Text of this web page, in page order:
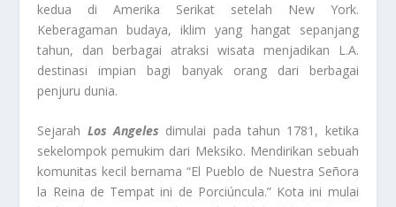
kedua di Amerika Serikat setelah New York.
Keberagaman budaya, iklim yang hangat sepanjang
tahun, dan berbagai atraksi wisata menjadikan L.A.
destinasi impian bagi banyak orang dari berbagai
penjuru dunia.
Sejarah Los Angeles dimulai pada tahun 1781, ketika
sekelompok pemukim dari Meksiko. Mendirikan sebuah
komunitas kecil bernama “El Pueblo de Nuestra Señora
la Reina de Tempat ini de Porciúncula.” Kota ini mulai